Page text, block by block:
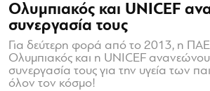
Ολυμπιακός και UNICEF
συνεργασία τους
Για δεύτερη φορά από το 2013, η ΠΑΕ
Ολυμπιακός και η UNICEF
συνεργασία τους για την υγεία των
όλον τον κόσμο!